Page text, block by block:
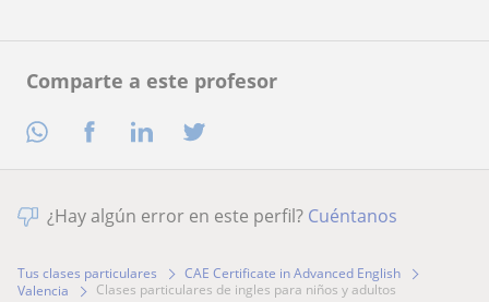
Comparte a este profesor
¿Hay algún error en este perfil? Cuéntanos
Tus clases particulares
CAE Certificate in Advanced English
Valencia
clases particulares de ingles para niños y adultos